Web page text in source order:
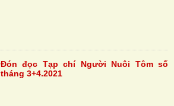
Đón đọc Tạp chí Người Nuôi Tôm số
tháng 3+4.2021